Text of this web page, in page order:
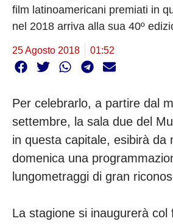
film latinoamericani premiati in
nel 2018 arriva alla sua 40º
25 Agosto 2018 01:52
Per celebrarlo, a partire dal
settembre, la sala due del
in questa capitale, esibirà da
domenica una
lungometraggi di gran
La stagione si inaugurerà col